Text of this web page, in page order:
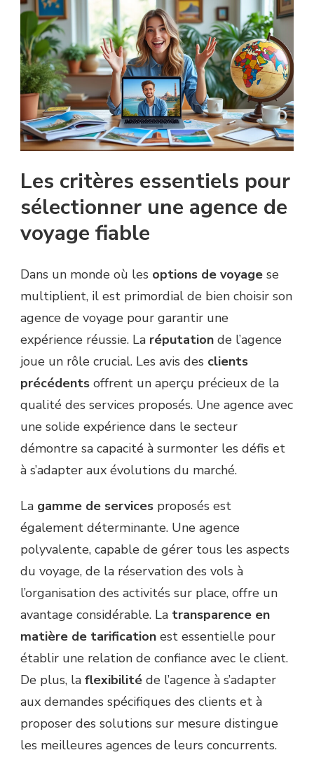
Les critères essentiels pour
sélectionner une agence de
voyage fiable
Dans un monde où les options de voyage se
multiplient, il est primordial de bien choisir son
agence de voyage pour garantir une
expérience réussie. La réputation de l’agence
joue un rôle crucial. Les avis des clients
précédents offrent un aperçu précieux de la
qualité des services proposés. Une agence avec
une solide expérience dans le secteur
démontre sa capacité à surmonter les défis et
à s’adapter aux évolutions du marché.
La gamme de services proposés est
également déterminante. Une agence
polyvalente, capable de gérer tous les aspects
du voyage, de la réservation des vols à
l’organisation des activités sur place, offre un
avantage considérable. La transparence en
matière de tarification est essentielle pour
établir une relation de confiance avec le client.
De plus, la flexibilité de l’agence à s’adapter
aux demandes spécifiques des clients et à
proposer des solutions sur mesure distingue
les meilleures agences de leurs concurrents.